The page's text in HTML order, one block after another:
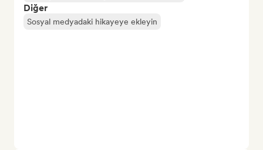
Diğer
Sosyal medyadaki hikayeye ekleyin